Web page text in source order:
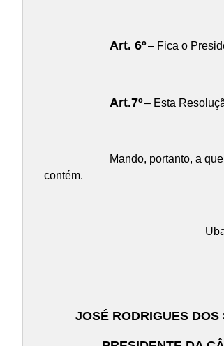
Art. 6º– Fica o
Art.7º– Esta
Mando, portanto, a
contém.
JOSÉ RODRIGUES DOS